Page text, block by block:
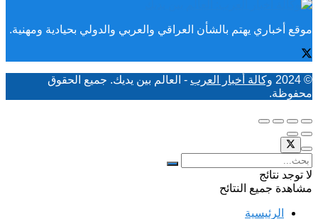
موقع أخباري يهتم بالشأن العراقي والعربي والدولي بحيادية ومهنية.
© 2024 وكالة أخبار العرب - العالم بين يديك. جميع الحقوق
محفوظة.
لا توجد نتائج
مشاهدة جميع النتائح
الرئيسية